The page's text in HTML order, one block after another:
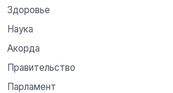
Здоровье
Наука
Акорда
Правительство
Парламент